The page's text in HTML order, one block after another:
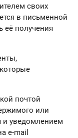
своих
в письменной
её получения
почтой
или
уведомлением
e-mail